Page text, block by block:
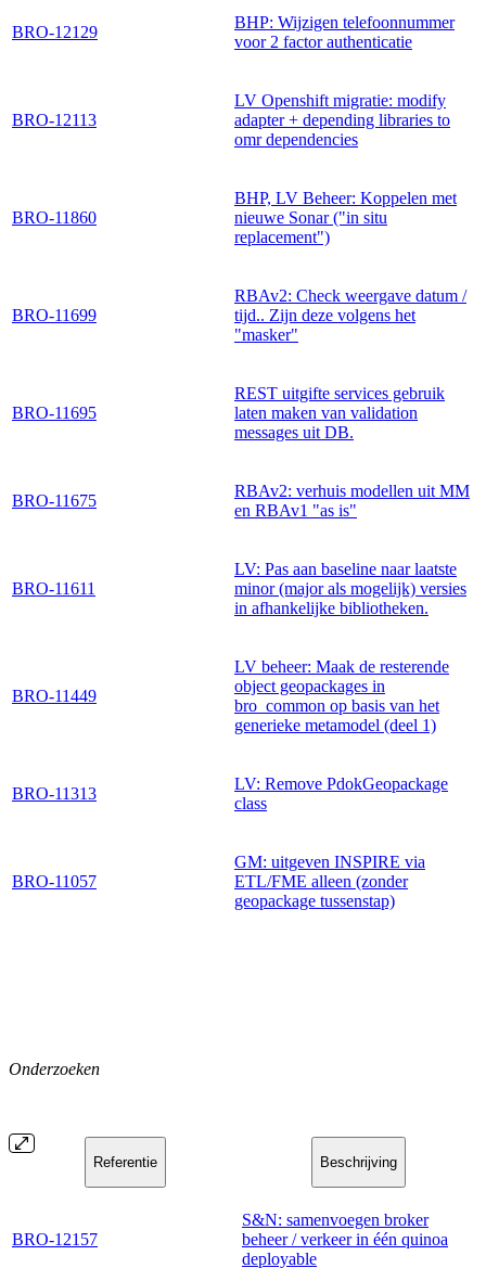
BRO-12129
BHP: Wijzigen telefoonnummer
voor 2 factor authenticatie
BRO-12113
LV Openshift migratie: modify
adapter + depending libraries to
omr dependencies
BRO-11860
BHP, LV Beheer: Koppelen met
nieuwe Sonar ("in situ
replacement")
BRO-11699
RBAv2: Check weergave datum /
tijd.. Zijn deze volgens het
"masker"
BRO-11695
REST uitgifte services gebruik
laten maken van validation
messages uit DB.
BRO-11675
RBAv2: verhuis modellen uit MM
en RBAv1 "as is"
BRO-11611
LV: Pas aan baseline naar laatste
minor (major als mogelijk) versies
in afhankelijke bibliotheken.
BRO-11449
LV beheer: Maak de resterende
object geopackages in
bro_common op basis van het
generieke metamodel (deel 1)
BRO-11313
LV: Remove PdokGeopackage
class
BRO-11057
GM: uitgeven INSPIRE via
ETL/FME alleen (zonder
geopackage tussenstap)
Onderzoeken
Referentie Beschrijving
BRO-12157
S&N: samenvoegen broker
beheer / verkeer in één quinoa
deployable